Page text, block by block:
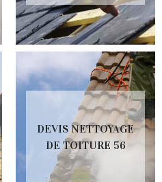
DEVIS NETTOYAGE
DE TOITURE 56